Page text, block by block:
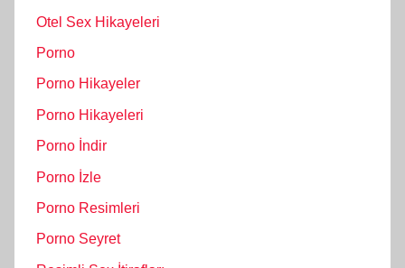
Otel Sex Hikayeleri
Porno
Porno Hikayeler
Porno Hikayeleri
Porno İndir
Porno İzle
Porno Resimleri
Porno Seyret